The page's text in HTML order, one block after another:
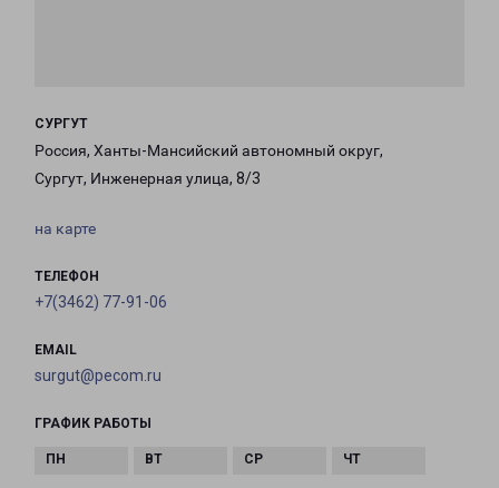
СУРГУТ
Россия, Ханты-Мансийский автономный округ,
Сургут, Инженерная улица, 8/3
на карте
ТЕЛЕФОН
+7(3462) 77-91-06
EMAIL
surgut@pecom.ru
ГРАФИК РАБОТЫ